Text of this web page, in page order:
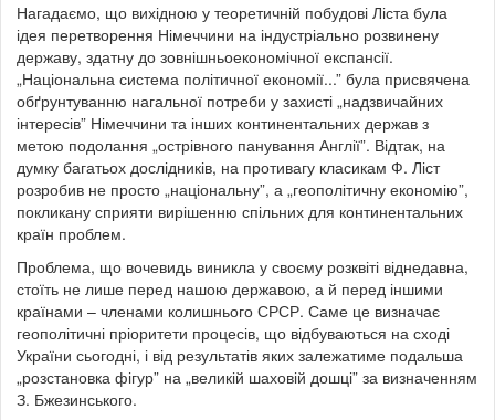
Нагадаємо, що вихідною у теоретичній побудові Ліста була
ідея перетворення Німеччини на індустріально розвинену
державу, здатну до зовнішньоекономічної експансії.
„Національна система політичної економії...” була присвячена
обґрунтуванню нагальної потреби у захисті „надзвичайних
інтересів” Німеччини та інших континентальних держав з
метою подолання „острівного панування Англії”. Відтак, на
думку багатьох дослідників, на противагу класикам Ф. Ліст
розробив не просто „національну”, а „геополітичну економію”,
покликану сприяти вирішенню спільних для континентальних
країн проблем.
Проблема, що вочевидь виникла у своєму розквіті віднедавна,
стоїть не лише перед нашою державою, а й перед іншими
країнами – членами колишнього СРСР. Саме це визначає
геополітичні пріоритети процесів, що відбуваються на сході
України сьогодні, і від результатів яких залежатиме подальша
„розстановка фігур” на „великій шаховій дошці” за визначенням
З. Бжезинського.